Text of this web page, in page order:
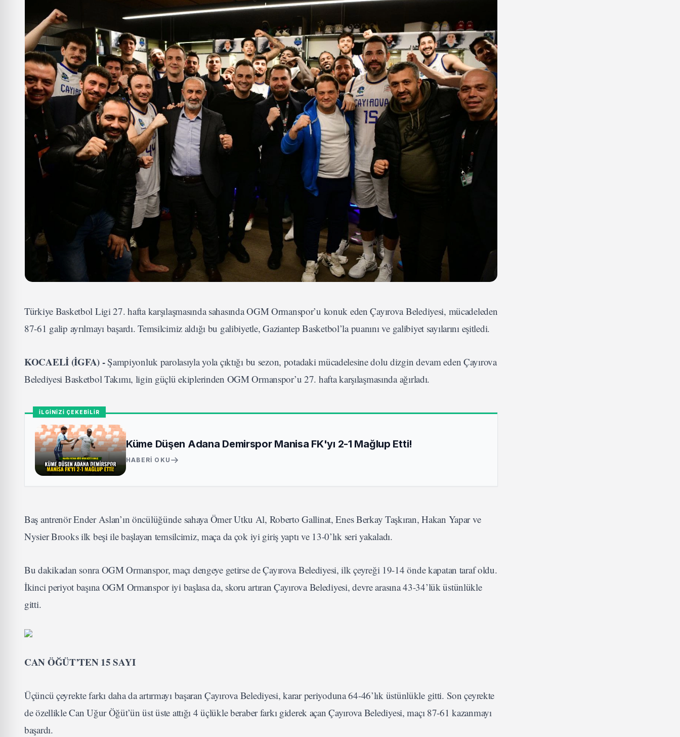
Türkiye Basketbol Ligi 27. hafta karşılaşmasında sahasında OGM Ormanspor’u konuk eden Çayırova Belediyesi, mücadeleden
87-61 galip ayrılmayı başardı. Temsilcimiz aldığı bu galibiyetle, Gaziantep Basketbol’la puanını ve galibiyet sayılarını eşitledi.
KOCAELİ (İGFA) -Şampiyonluk parolasıyla yola çıktığı bu sezon, potadaki mücadelesine dolu dizgin devam eden Çayırova
Belediyesi Basketbol Takımı, ligin güçlü ekiplerinden OGM Ormanspor’u 27. hafta karşılaşmasında ağırladı.
İLGİNİZİ ÇEKEBİLİR
Küme Düşen Adana Demirspor Manisa FK'yı 2-1 Mağlup Etti!
HABERI OKU
Baş antrenör Ender Aslan’ın öncülüğünde sahaya Ömer Utku Al, Roberto Gallinat, Enes Berkay Taşkıran, Hakan Yapar ve
Nysier Brooks ilk beşi ile başlayan temsilcimiz, maça da çok iyi giriş yaptı ve 13-0’lık seri yakaladı.
Bu dakikadan sonra OGM Ormanspor, maçı dengeye getirse de Çayırova Belediyesi, ilk çeyreği 19-14 önde kapatan taraf oldu.
İkinci periyot başına OGM Ormanspor iyi başlasa da, skoru artıran Çayırova Belediyesi, devre arasına 43-34’lük üstünlükle
gitti.
CAN ÖĞÜT’TEN 15 SAYI
Üçüncü çeyrekte farkı daha da artırmayı başaran Çayırova Belediyesi, karar periyoduna 64-46’lık üstünlükle gitti. Son çeyrekte
de özellikle Can Uğur Öğüt’ün üst üste attığı 4 üçlükle beraber farkı giderek açan Çayırova Belediyesi, maçı 87-61 kazanmayı
başardı.